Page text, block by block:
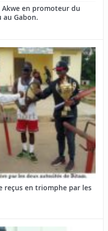
en promoteur du
Gabon.
reçus en triomphe par les